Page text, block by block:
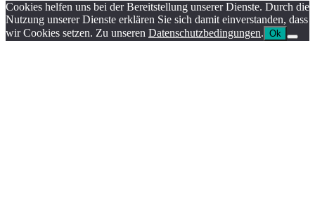
Cookies helfen uns bei der Bereitstellung unserer Dienste. Durch die
Nutzung unserer Dienste erklären Sie sich damit einverstanden, dass
wir Cookies setzen. Zu unseren Datenschutzbedingungen. Ok